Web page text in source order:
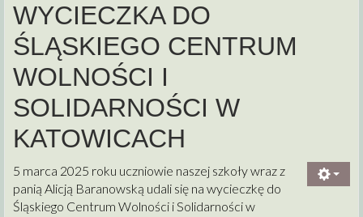
WYCIECZKA DO
ŚLĄSKIEGO CENTRUM
WOLNOŚCI I
SOLIDARNOŚCI W
KATOWICACH
5 marca 2025 roku uczniowie naszej szkoły wraz z
panią Alicją Baranowską udali się na wycieczkę do
Śląskiego Centrum Wolności i Solidarności w